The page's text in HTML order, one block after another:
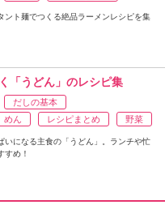
ント麺でつくる絶品ラーメンレシピを集
「うどん」のレシピ集
だしの基本
めん レシピまとめ 野菜
いになる主食の「うどん」。ランチや忙
すめ！